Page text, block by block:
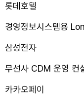
롯데호텔
경영정보시스템용
삼성전자
무선사 CDM 운영 컨
카카오페이